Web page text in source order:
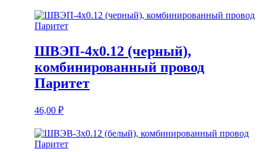
ШВЭП-4х0.12 (черный),
комбинированный провод
Паритет
46,00 ₽